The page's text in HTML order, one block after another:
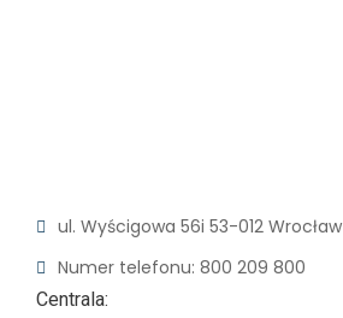
ul. Wyścigowa 56i 53-012 Wrocław
Numer telefonu: 800 209 800
Centrala: